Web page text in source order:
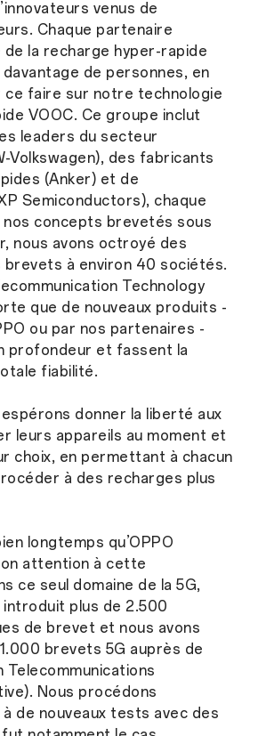
venus de
Chaque partenaire
de la recharge hyper-rapide
de personnes, en
ce faire sur notre technologie
VOOC. Ce groupe inclut
leaders du secteur
Volkswagen), des fabricants
(Anker) et de
Semiconductors), chaque
concepts brevetés sous
nous avons octroyé des
brevets à environ 40 sociétés.
Technology
que de nouveaux produits -
ou par nos partenaires -
profondeur et fassent la
fiabilité.
espérons donner la liberté aux
leurs appareils au moment et
choix, en permettant à chacun
à des recharges plus
longtemps qu’OPPO
attention à cette
ce seul domaine de la 5G,
introduit plus de 2.500
de brevet et nous avons
brevets 5G auprès de
Telecommunications
Nous procédons
de nouveaux tests avec des